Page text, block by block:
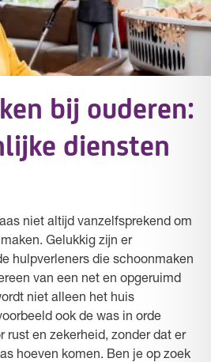
bij ouderen:
diensten
niet altijd vanzelfsprekend om
Gelukkig zijn er
hulpverleners die schoonmaken
van een net en opgeruimd
niet alleen het huis
ook de was in orde
rust en zekerheid, zonder dat er
hoeven komen. Ben je op zoek